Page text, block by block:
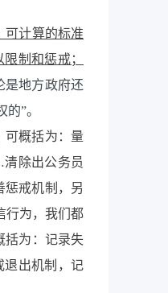
可计算的标准
限制和惩戒；
是地方政府还
”。
可概括为：量
除出公务员
惩戒机制，另
行为，我们都
括为：记录失
退出机制，记